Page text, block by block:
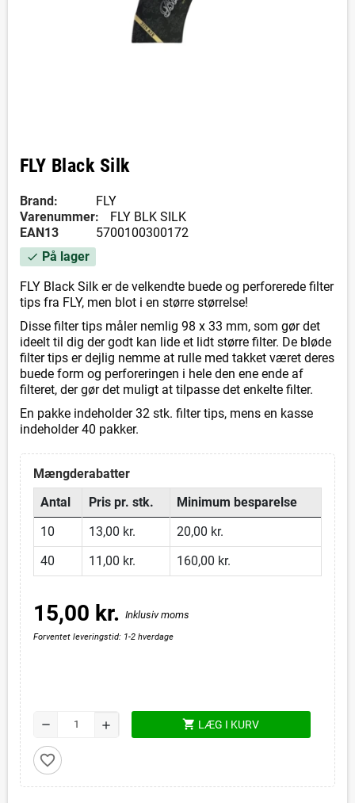
FLY Black Silk
Brand:
FLY
Varenummer:
FLY BLK SILK
EAN13
5700100300172
check På lager
FLY Black Silk er de velkendte buede og perforerede filter
tips fra FLY, men blot i en større størrelse!
Disse filter tips måler nemlig 98 x 33 mm, som gør det
ideelt til dig der godt kan lide et lidt større filter. De bløde
filter tips er dejlig nemme at rulle med takket været deres
buede form og perforeringen i hele den ene ende af
filteret, der gør det muligt at tilpasse det enkelte filter.
En pakke indeholder 32 stk. filter tips, mens en kasse
indeholder 40 pakker.
Mængderabatter
Antal
Pris pr. stk.
Minimum besparelse
10
13,00 kr.
20,00 kr.
40
11,00 kr. 160,00 kr.
15,00 kr. Inklusiv moms
Forventet leveringstid: 1-2 hverdage
remove add shopping_cart LÆG I KURV
favorite_border